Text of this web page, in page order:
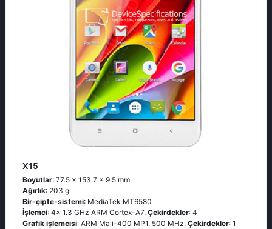
X15
Boyutlar: 77.5 x 153.7 x 9.5 mm
Ağırlık: 203 g
Bir-çipte-sistemi: MediaTek MT6580
İşlemci: 4x 1.3 GHz ARM Cortex-A7, Çekirdekler: 4
Grafik işlemcisi: ARM Mali-400 MP1, 500 MHz, Çekirdekler: 1